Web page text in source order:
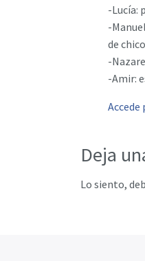
-Lucía:
-
de
-
-Amir:
Accede
Deja
Lo siento,